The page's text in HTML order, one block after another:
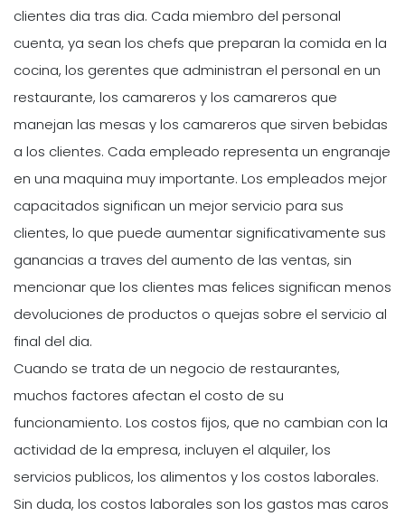
clientes dia tras dia. Cada miembro del personal
cuenta, ya sean los chefs que preparan la comida en la
cocina, los gerentes que administran el personal en un
restaurante, los camareros y los camareros que
manejan las mesas y los camareros que sirven bebidas
a los clientes. Cada empleado representa un engranaje
en una maquina muy importante. Los empleados mejor
capacitados significan un mejor servicio para sus
clientes, lo que puede aumentar significativamente sus
ganancias a traves del aumento de las ventas, sin
mencionar que los clientes mas felices significan menos
devoluciones de productos o quejas sobre el servicio al
final del dia.
Cuando se trata de un negocio de restaurantes,
muchos factores afectan el costo de su
funcionamiento. Los costos fijos, que no cambian con la
actividad de la empresa, incluyen el alquiler, los
servicios publicos, los alimentos y los costos laborales.
Sin duda, los costos laborales son los gastos mas caros